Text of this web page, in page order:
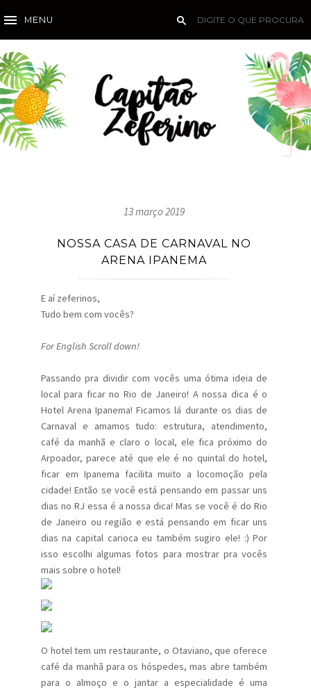
MENU
13 março 2019
NOSSA CASA DE CARNAVAL NO
ARENA IPANEMA
E aí zeferinos,
Tudo bem com vocês?
For English Scroll down!
Passando pra dividir com vocês uma ótima ideia de
local para ficar no Rio de Janeiro! A nossa dica é o
Hotel Arena Ipanema! Ficamos lá durante os dias de
Carnaval e amamos tudo: estrutura, atendimento,
café da manhã e claro o local, ele fica próximo do
Arpoador, parece até que ele é no quintal do hotel,
ficar em Ipanema facilita muito a locomoção pela
cidade! Então se você está pensando em passar uns
dias no RJ essa é a nossa dica! Mas se você é do Rio
de Janeiro ou região e está pensando em ficar uns
dias na capital carioca eu também sugiro ele! :) Por
isso escolhi algumas fotos para mostrar pra vocês
mais sobre o hotel!
O hotel tem um restaurante, o Otaviano, que oferece
café da manhã para os hóspedes, mas abre também
para o almoço e o jantar a especialidade é uma